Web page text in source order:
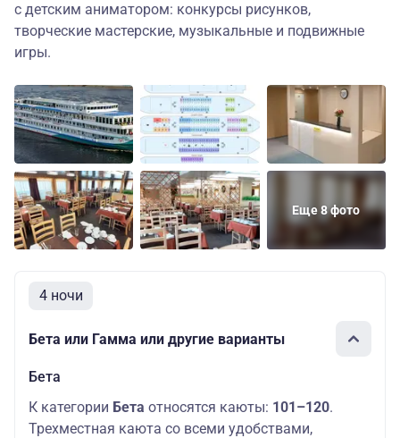
с детским аниматором: конкурсы рисунков,
творческие мастерские, музыкальные и подвижные
игры.
Еще 8 фото
4 ночи
Бета или Гамма или другие варианты
Бета
К категории Бета относятся каюты: 101–120.
Трехместная каюта со всеми удобствами,